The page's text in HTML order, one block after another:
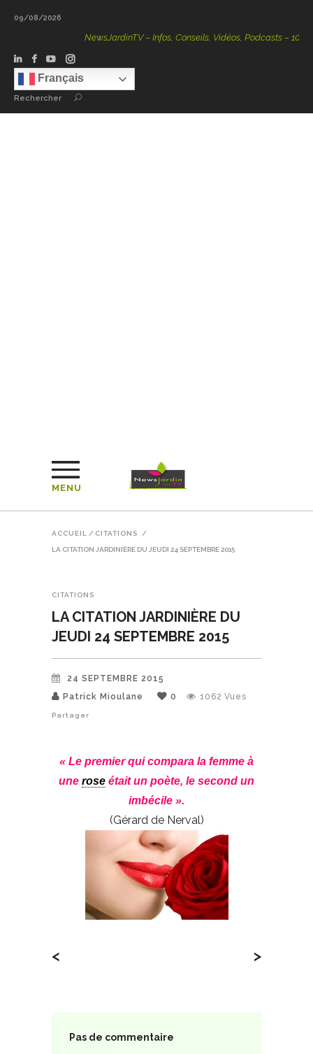
09/08/2026
NewsJardinTV – Infos, Conseils, Vidéos, Podcasts – 100 %
Français
Rechercher
MENU
ACCUEIL / CITATIONS /
LA CITATION JARDINIÈRE DU JEUDI 24 SEPTEMBRE 2015
CITATIONS
LA CITATION JARDINIÈRE DU
JEUDI 24 SEPTEMBRE 2015
24 SEPTEMBRE 2015
Patrick Mioulane
0 1062 Vues
Partager
« Le premier qui compara la femme à
une rose était un poète, le second un
imbécile ».
(Gérard de Nerval)
< >
Pas de commentaire